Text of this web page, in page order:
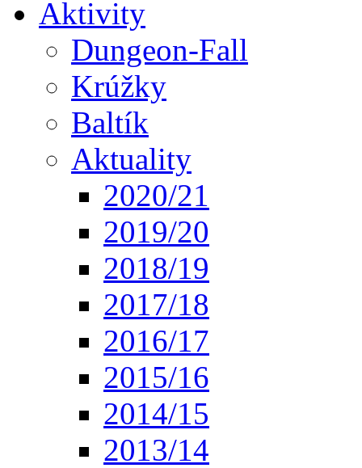
Aktivity
Dungeon-Fall
Krúžky
Baltík
Aktuality
2020/21
2019/20
2018/19
2017/18
2016/17
2015/16
2014/15
2013/14